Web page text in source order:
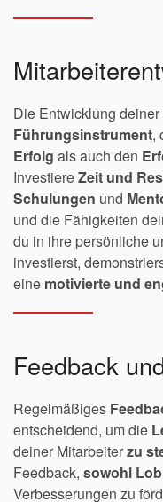
Die Entwicklung
Führungsinstrument,
Erfolg als auch den
InvestiereZeit und
Schulungen und
und die Fähigkeiten
du in ihre persönliche
investierst,
eine motivierte und
Feedback
Regelmäßiges
entscheidend, um die
deiner Mitarbeiterzu
Feedback, sowohl
Verbesserungen zu